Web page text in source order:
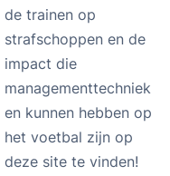
de trainen op
strafschoppen en de
impact die
managementtechniek
en kunnen hebben op
het voetbal zijn op
deze site te vinden!